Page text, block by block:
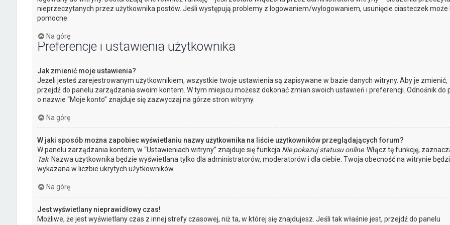
nieprzeczytanych przez użytkownika postów. Jeśli występują problemy z logowaniem/wylogowaniem, usunięcie ciasteczek może
pomocne.
Na górę
Preferencje i ustawienia użytkownika
Jak zmienić moje ustawienia?
Jeżeli jesteś zarejestrowanym użytkownikiem, wszystkie twoje ustawienia są zapisywane w bazie danych witryny. Aby je zmienić,
przejdź do panelu zarządzania swoim kontem. W tym miejscu możesz dokonać zmian swoich ustawień i preferencji. Odnośnik do
o nazwie “Moje konto” znajduje się zazwyczaj na górze stron witryny.
Na górę
W jaki sposób można zapobiec wyświetlaniu nazwy użytkownika na liście użytkowników przeglądających forum?
W panelu zarządzania kontem, w “Ustawieniach witryny” znajduje się funkcja Nie pokazuj statusu online. Włącz tę funkcję,
Tak. Nazwa użytkownika będzie wyświetlana tylko dla administratorów, moderatorów i dla ciebie. Twoja obecność na witrynie
wykazana w liczbie ukrytych użytkowników.
Na górę
Jest wyświetlany nieprawidłowy czas!
Możliwe, że jest wyświetlany czas z innej strefy czasowej, niż ta, w której się znajdujesz. Jeśli tak właśnie jest, przejdź do panelu